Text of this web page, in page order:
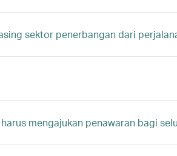
sektor penerbangan dari
mengajukan penawaran bagi